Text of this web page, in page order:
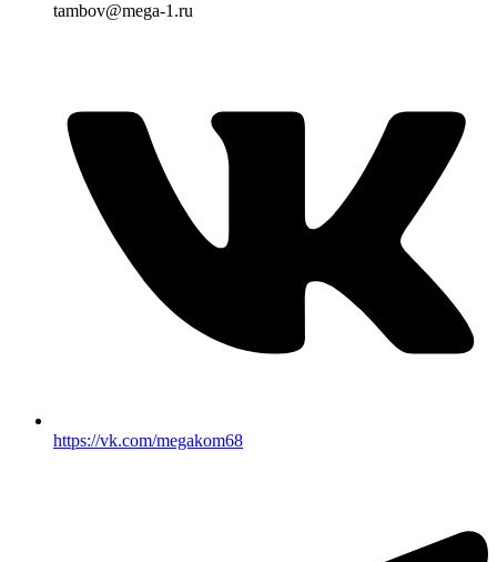
tambov@mega-1.ru
https://vk.com/megakom68